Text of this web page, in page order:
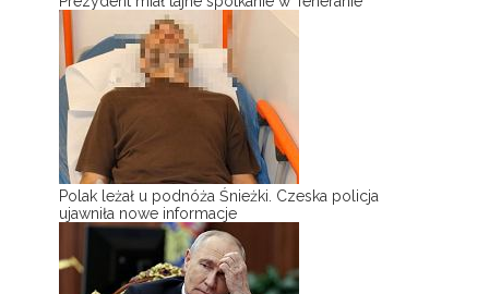
Polak leżał u podnóża Śnieżki. Czeska policja
ujawniła nowe informacje